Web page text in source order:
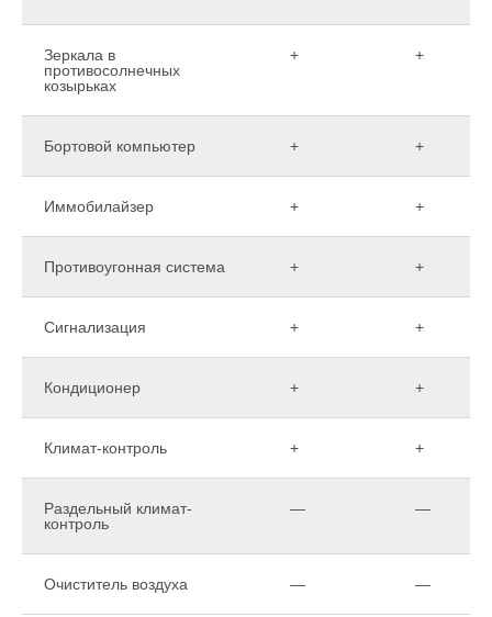
Зеркала в
противосолнечных
козырьках
+ +
Бортовой компьютер + +
Иммобилайзер + +
Противоугонная система + +
Сигнализация + +
Кондиционер + +
Климат-контроль + +
Раздельный климат-
контроль
— —
Очиститель воздуха — —